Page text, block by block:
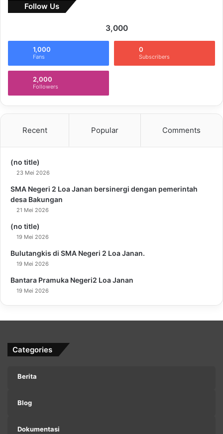
Follow Us
3,000
1,000
Fans
0
Subscribers
2,000
Followers
Recent Popular Comments
(no title)
23 Mei 2026
SMA Negeri 2 Loa Janan bersinergi dengan pemerintah
desa Bakungan
21 Mei 2026
(no title)
19 Mei 2026
Bulutangkis di SMA Negeri 2 Loa Janan.
19 Mei 2026
Bantara Pramuka Negeri2 Loa Janan
19 Mei 2026
Categories
Berita
Blog
Dokumentasi